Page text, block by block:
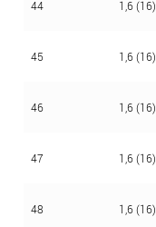
44 1,6 (16)
45 1,6 (16)
46 1,6 (16)
47 1,6 (16)
48 1,6 (16)